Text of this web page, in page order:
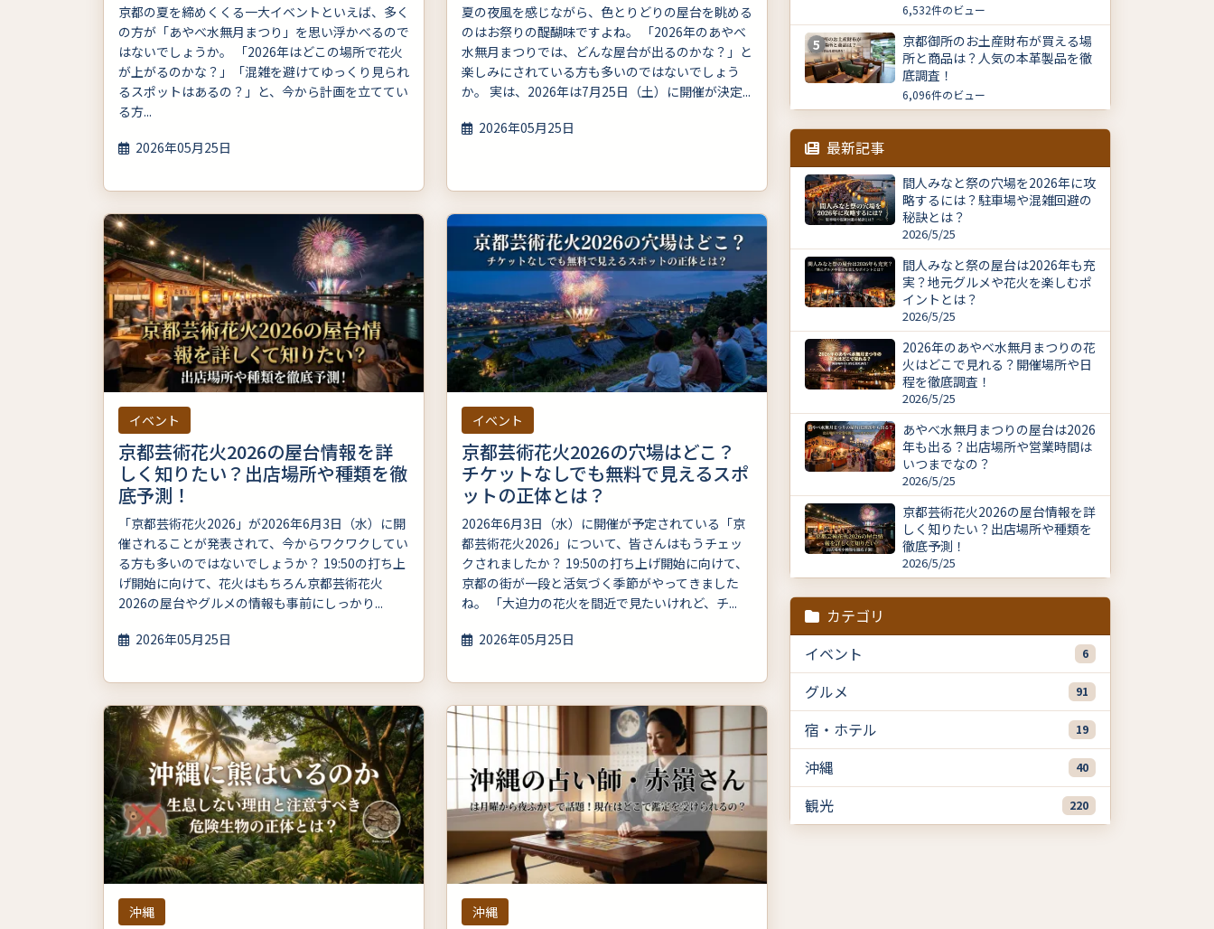
京都の夏を締めくくる一大イベントといえば、多く
の方が「あやべ水無月まつり」を思い浮かべるので
はないでしょうか。 「2026年はどこの場所で花火
が上がるのかな？」「混雑を避けてゆっくり見られ
るスポットはあるの？」と、今から計画を立ててい
る方...
2026年05月25日
夏の夜風を感じながら、色とりどりの屋台を眺める
のはお祭りの醍醐味ですよね。 「2026年のあやべ
水無月まつりでは、どんな屋台が出るのかな？」と
楽しみにされている方も多いのではないでしょう
か。 実は、2026年は7月25日（土）に開催が決定...
2026年05月25日
イベント
京都芸術花火2026の屋台情報を詳
しく知りたい？出店場所や種類を徹
底予測！
「京都芸術花火2026」が2026年6月3日（水）に開
催されることが発表されて、今からワクワクしてい
る方も多いのではないでしょうか？ 19:50の打ち上
げ開始に向けて、花火はもちろん京都芸術花火
2026の屋台やグルメの情報も事前にしっかり...
2026年05月25日
イベント
京都芸術花火2026の穴場はどこ？
チケットなしでも無料で見えるスポ
ットの正体とは？
2026年6月3日（水）に開催が予定されている「京
都芸術花火2026」について、皆さんはもうチェッ
クされましたか？ 19:50の打ち上げ開始に向けて、
京都の街が一段と活気づく季節がやってきました
ね。 「大迫力の花火を間近で見たいけれど、チ...
2026年05月25日
沖縄 沖縄
6,532件のビュー
5
京都御所のお土産財布が買える場
所と商品は？人気の本革製品を徹
底調査！
6,096件のビュー
最新記事
間人みなと祭の穴場を2026年に攻
略するには？駐車場や混雑回避の
秘訣とは？
2026/5/25
間人みなと祭の屋台は2026年も充
実？地元グルメや花火を楽しむポ
イントとは？
2026/5/25
2026年のあやべ水無月まつりの花
火はどこで見れる？開催場所や日
程を徹底調査！
2026/5/25
あやべ水無月まつりの屋台は2026
年も出る？出店場所や営業時間は
いつまでなの？
2026/5/25
京都芸術花火2026の屋台情報を詳
しく知りたい？出店場所や種類を
徹底予測！
2026/5/25
カテゴリ
イベント
6
グルメ 91
宿・ホテル 19
沖縄 40
観光 220